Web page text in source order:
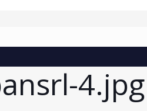
4.jpg